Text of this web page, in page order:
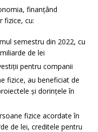
finanțând
fizice, cu:
semestru din 2022, cu
de lei
pentru companii
fizice, au beneficiat de
și dorințele în
fizice acordate în
de lei, creditele pentru